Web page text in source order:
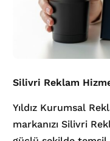
Silivri Reklam
Yıldız Kurumsal
markanızı Silivri